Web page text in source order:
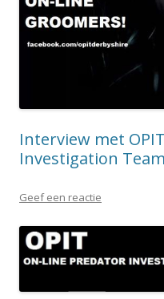
Interview met
Investigation Team
Geef een reactie